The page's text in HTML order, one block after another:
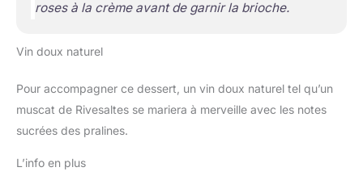
roses à la crème avant de garnir la brioche.
Vin doux naturel
Pour accompagner ce dessert, un vin doux naturel tel qu’un
muscat de Rivesaltes se mariera à merveille avec les notes
sucrées des pralines.
L’info en plus